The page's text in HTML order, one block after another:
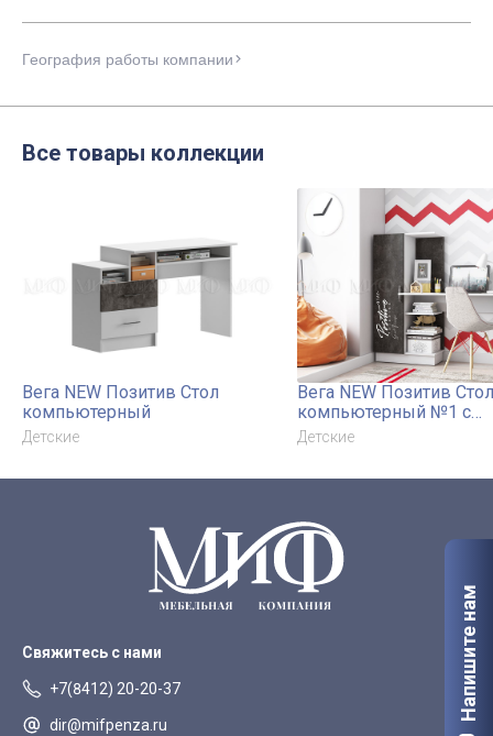
География работы компании
Все товары коллекции
Вега NEW Позитив Стол
компьютерный
Детские
Вега NEW Позитив Стол
компьютерный №1 с
фотопечатью
Детские
Свяжитесь с нами
+7(8412) 20-20-37
dir@mifpenza.ru
Напишите нам